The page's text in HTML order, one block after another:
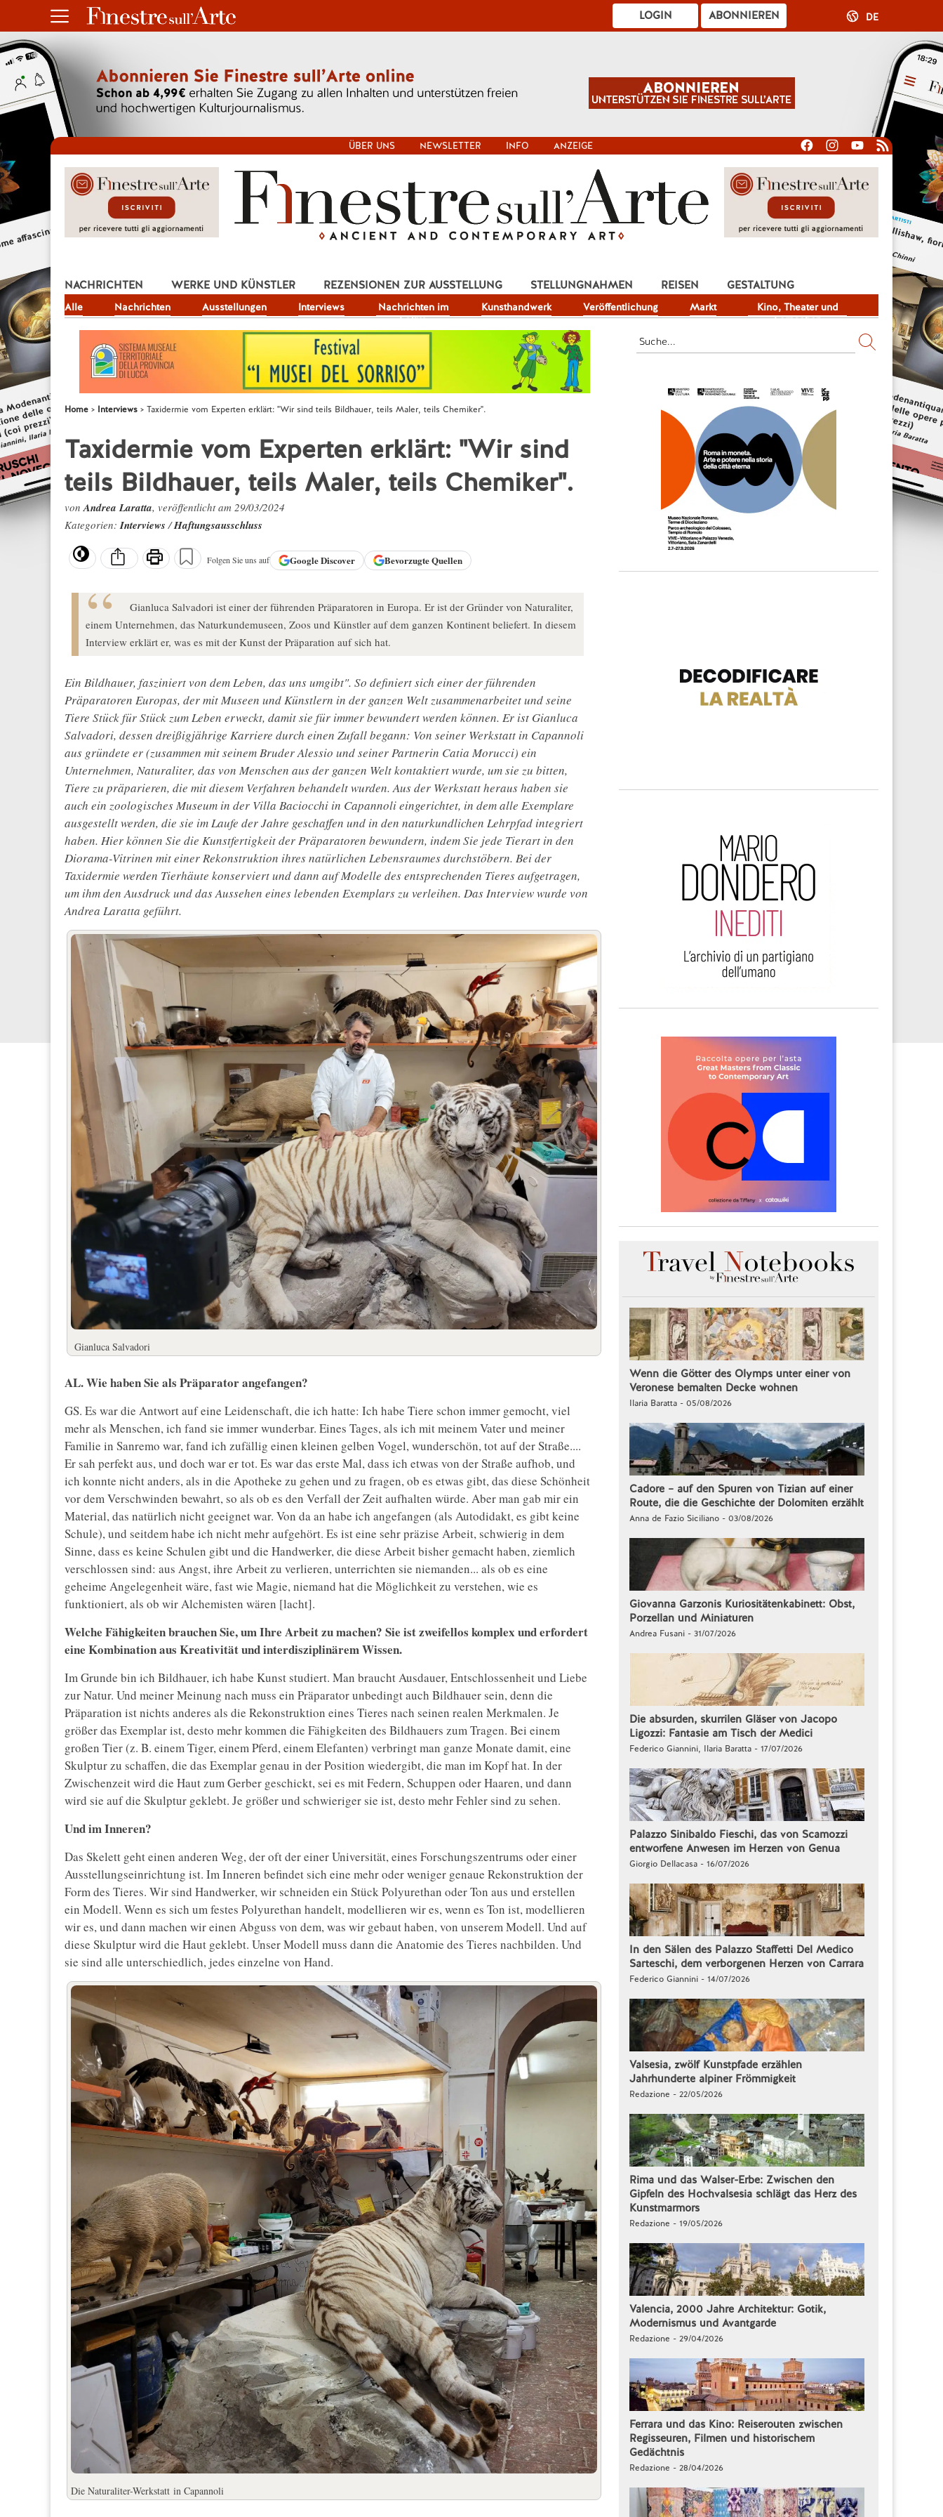
ABONNIEREN
LOGIN DE
ÜBER UNS NEWSLETTER INFO ANZEIGE
NACHRICHTEN
Alle Nachrichten Ausstellungen Interviews
Nachrichten im
Fokus
Kunsthandwerk Veröffentlichung Markt
Kino, Theater und
Fernsehen
WERKE UND KÜNSTLER REZENSIONEN ZUR AUSSTELLUNG STELLUNGNAHMEN REISEN
GESTALTUNG
JOB
Home Interviews Taxidermie vom Experten erklärt: "Wir sind teils Bildhauer, teils Maler, teils Chemiker".
Taxidermie vom Experten erklärt: "Wir sind
teils Bildhauer, teils Maler, teils Chemiker".
vonAndrea Laratta, veröffentlicht am 29/03/2024
Kategorien:Interviews/Haftungsausschluss
Folgen Sie uns auf GoogleDiscover Bevorzugte Quellen
Gianluca Salvadori ist einer der führenden Präparatoren in Europa. Er ist der Gründer von Naturaliter,
einem Unternehmen, das Naturkundemuseen, Zoos und Künstler auf dem ganzen Kontinent beliefert. In diesem
Interview erklärt er, was es mit der Kunst der Präparation auf sich hat.
Ein Bildhauer, fasziniert von dem Leben, das uns umgibt". So definiert sich einer der führenden
Präparatoren Europas, der mit Museen und Künstlern in der ganzen Welt zusammenarbeitet und seine
Tiere Stück für Stück zum Leben erweckt, damit sie für immer bewundert werden können. Er ist Gianluca
Salvadori, dessen dreißigjährige Karriere durch einen Zufall begann: Von seiner Werkstatt in Capannoli
aus gründete er (zusammen mit seinem Bruder Alessio und seiner Partnerin Catia Morucci) ein
Unternehmen, Naturaliter, das von Menschen aus der ganzen Welt kontaktiert wurde, um sie zu bitten,
Tiere zu präparieren, die mit diesem Verfahren behandelt wurden. Aus der Werkstatt heraus haben sie
auch ein zoologisches Museum in der Villa Baciocchi in Capannoli eingerichtet, in dem alle Exemplare
ausgestellt werden, die sie im Laufe der Jahre geschaffen und in den naturkundlichen Lehrpfad integriert
haben. Hier können Sie die Kunstfertigkeit der Präparatoren bewundern, indem Sie jede Tierart in den
Diorama-Vitrinen mit einer Rekonstruktion ihres natürlichen Lebensraumes durchstöbern. Bei der
Taxidermie werden Tierhäute konserviert und dann auf Modelle des entsprechenden Tieres aufgetragen,
um ihm den Ausdruck und das Aussehen eines lebenden Exemplars zu verleihen. Das Interview wurde von
Andrea Laratta geführt.
Gianluca Salvadori
AL. Wie haben Sie als Präparator angefangen?
GS. Es war die Antwort auf eine Leidenschaft, die ich hatte: Ich habe Tiere schon immer gemocht, viel
mehr als Menschen, ich fand sie immer wunderbar. Eines Tages, als ich mit meinem Vater und meiner
Familie in Sanremo war, fand ich zufällig einen kleinen gelben Vogel, wunderschön, tot auf der Straße....
Er sah perfekt aus, und doch war er tot. Es war das erste Mal, dass ich etwas von der Straße aufhob, und
ich konnte nicht anders, als in die Apotheke zu gehen und zu fragen, ob es etwas gibt, das diese Schönheit
vor dem Verschwinden bewahrt, so als ob es den Verfall der Zeit aufhalten würde. Aber man gab mir ein
Material, das natürlich nicht geeignet war. Von da an habe ich angefangen (als Autodidakt, es gibt keine
Schule), und seitdem habe ich nicht mehr aufgehört. Es ist eine sehr präzise Arbeit, schwierig in dem
Sinne, dass es keine Schulen gibt und die Handwerker, die diese Arbeit bisher gemacht haben, ziemlich
verschlossen sind: aus Angst, ihre Arbeit zu verlieren, unterrichten sie niemanden... als ob es eine
geheime Angelegenheit wäre, fast wie Magie, niemand hat die Möglichkeit zu verstehen, wie es
funktioniert, als ob wir Alchemisten wären [lacht].
Welche Fähigkeiten brauchen Sie, um Ihre Arbeit zu machen? Sie ist zweifellos komplex und erfordert
eine Kombination aus Kreativität und interdisziplinärem Wissen.
Im Grunde bin ich Bildhauer, ich habe Kunst studiert. Man braucht Ausdauer, Entschlossenheit und Liebe
zur Natur. Und meiner Meinung nach muss ein Präparator unbedingt auch Bildhauer sein, denn die
Präparation ist nichts anderes als die Rekonstruktion eines Tieres nach seinen realen Merkmalen. Je
größer das Exemplar ist, desto mehr kommen die Fähigkeiten des Bildhauers zum Tragen. Bei einem
großen Tier (z. B. einem Tiger, einem Pferd, einem Elefanten) verbringt man ganze Monate damit, eine
Skulptur zu schaffen, die das Exemplar genau in der Position wiedergibt, die man im Kopf hat. In der
Zwischenzeit wird die Haut zum Gerber geschickt, sei es mit Federn, Schuppen oder Haaren, und dann
wird sie auf die Skulptur geklebt. Je größer und schwieriger sie ist, desto mehr Fehler sind zu sehen.
Und im Inneren?
Das Skelett geht einen anderen Weg, der oft der einer Universität, eines Forschungszentrums oder einer
Ausstellungseinrichtung ist. Im Inneren befindet sich eine mehr oder weniger genaue Rekonstruktion der
Form des Tieres. Wir sind Handwerker, wir schneiden ein Stück Polyurethan oder Ton aus und erstellen
ein Modell. Wenn es sich um festes Polyurethan handelt, modellieren wir es, wenn es Ton ist, modellieren
wir es, und dann machen wir einen Abguss von dem, was wir gebaut haben, von unserem Modell. Und auf
diese Skulptur wird die Haut geklebt. Unser Modell muss dann die Anatomie des Tieres nachbilden. Und
sie sind alle unterschiedlich, jedes einzelne von Hand.
Die Naturaliter-Werkstatt in Capannoli
Wenn die Götter des Olymps unter einer von
Veronese bemalten Decke wohnen
Ilaria Baratta - 05/08/2026
Cadore – auf den Spuren von Tizian auf einer
Route, die die Geschichte der Dolomiten erzählt
Anna de Fazio Siciliano - 03/08/2026
Giovanna Garzonis Kuriositätenkabinett: Obst,
Porzellan und Miniaturen
Andrea Fusani - 31/07/2026
Die absurden, skurrilen Gläser von Jacopo
Ligozzi: Fantasie am Tisch der Medici
Federico Giannini, Ilaria Baratta - 17/07/2026
Palazzo Sinibaldo Fieschi, das von Scamozzi
entworfene Anwesen im Herzen von Genua
Giorgio Dellacasa - 16/07/2026
In den Sälen des Palazzo Staffetti Del Medico
Sarteschi, dem verborgenen Herzen von Carrara
Federico Giannini - 14/07/2026
Valsesia, zwölf Kunstpfade erzählen
Jahrhunderte alpiner Frömmigkeit
Redazione - 22/05/2026
Rima und das Walser-Erbe: Zwischen den
Gipfeln des Hochvalsesia schlägt das Herz des
Kunstmarmors
Redazione - 19/05/2026
Valencia, 2000 Jahre Architektur: Gotik,
Modernismus und Avantgarde
Redazione - 29/04/2026
Ferrara und das Kino: Reiserouten zwischen
Regisseuren, Filmen und historischem
Gedächtnis
Redazione - 28/04/2026